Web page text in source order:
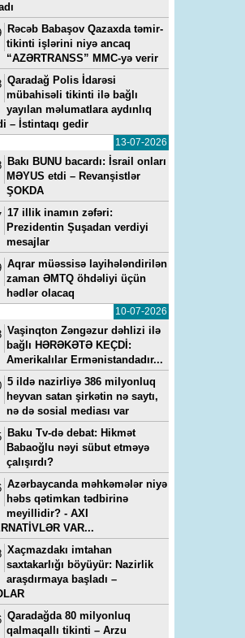
15-07-2022, 11:49
baş həkim
FOTO
---
oğluna ən son model
Rover”i hansı pullarla
Rəcəb Babaşov Qazaxda təmir-
tikinti işlərini niyə ancaq
“AZƏRTRANSS” MMC-yə verir
Qaradağ Polis İdarəsi
mübahisəli tikinti ilə bağlı
yayılan məlumatlara aydınlıq
– İstintaqı gedir
13-07-2026
Bakı BUNU bacardı: İsrail onları
MƏYUS etdi – Revanşistlər
ŞOKDA
17 illik inamın zəfəri:
Prezidentin Şuşadan verdiyi
mesajlar
Aqrar müəssisə layihələndirilən
zaman ƏMTQ öhdəliyi üçün
hədlər olacaq
10-07-2026
Vaşinqton Zəngəzur dəhlizi ilə
bağlı HƏRƏKƏTƏ KEÇDİ:
Amerikalılar Ermənistandadır...
5 ildə nazirliyə 386 milyonluq
heyvan satan şirkətin nə saytı,
nə də sosial mediası var
Baku Tv-də debat: Hikmət
Babaoğlu nəyi sübut etməyə
çalışırdı?
Azərbaycanda məhkəmələr niyə
həbs qətimkan tədbirinə
meyillidir? - AXI
VAR...
Xaçmazdakı imtahan
saxtakarlığı böyüyür: Nazirlik
araşdırmaya başladı –
Qaradağda 80 milyonluq
qalmaqallı tikinti – Arzu